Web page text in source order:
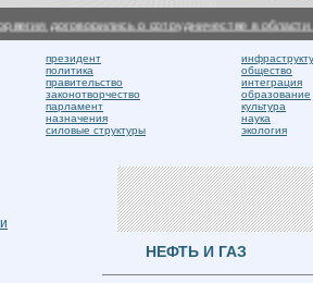
договорились о сотрудничестве в области
президент
политика
правительство
законотворчество
парламент
назначения
силовые структуры
общество
интеграция
образование
культура
наука
экология
НЕФТЬ И ГАЗ